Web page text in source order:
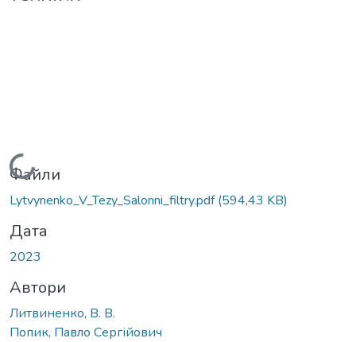
Вантажиться...
Файли
Lytvynenko_V_Tezy_Salonni_filtry.pdf(594,43 KB)
Дата
2023
Автори
Литвиненко, В. В.
Попик, Павло Сергійович